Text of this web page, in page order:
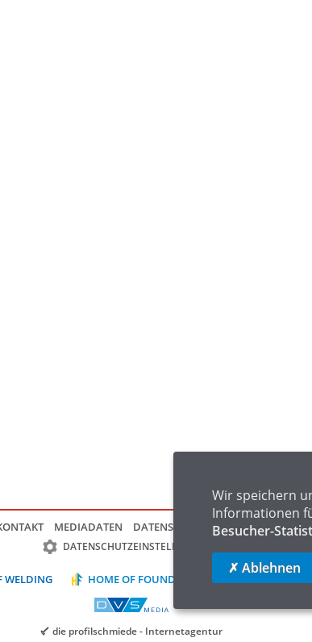
MEDIADATEN DATENSCHUTZ IMPRESSUM FAQ
DATENSCHUTZEINSTELLUNGEN
WELDING HOME OF FOUNDRY HOME OF
die profilschmiede - Internetagentur
Wir speichern
Informationen
Besucher-
✗ Ablehnen